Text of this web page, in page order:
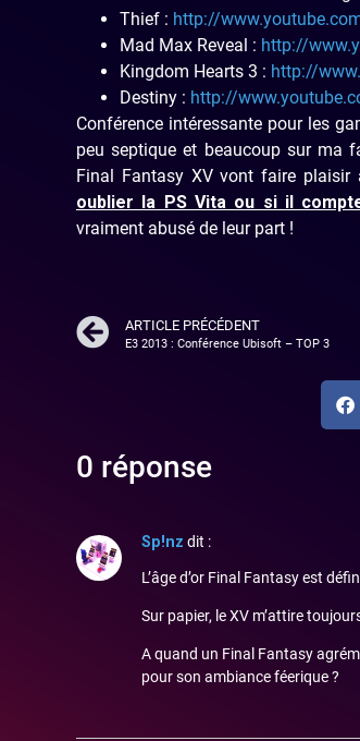
Thief : http://
Mad Max Reveal : http://
Kingdom Hearts 3 : http://
Destiny : http://
Conférence intéressante pour les
peu septique et beaucoup sur ma
Final Fantasy XV vont faire plaisir
oublier la PS Vita ou si il
vraiment abusé de leur part !
ARTICLE PRÉCÉDENT
E3 2013 : Conférence Ubisoft – TOP 3
0 réponse
Sp!nz dit :
L’âge d’or Final Fantasy est
Sur papier, le XV m’attire
A quand un Final Fantasy
pour son ambiance féerique ?